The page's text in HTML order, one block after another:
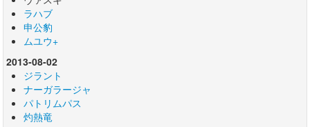
ラハブ
申公豹
ムユウ+
2013-08-02
ジラント
ナーガラージャ
パトリムパス
灼熱竜